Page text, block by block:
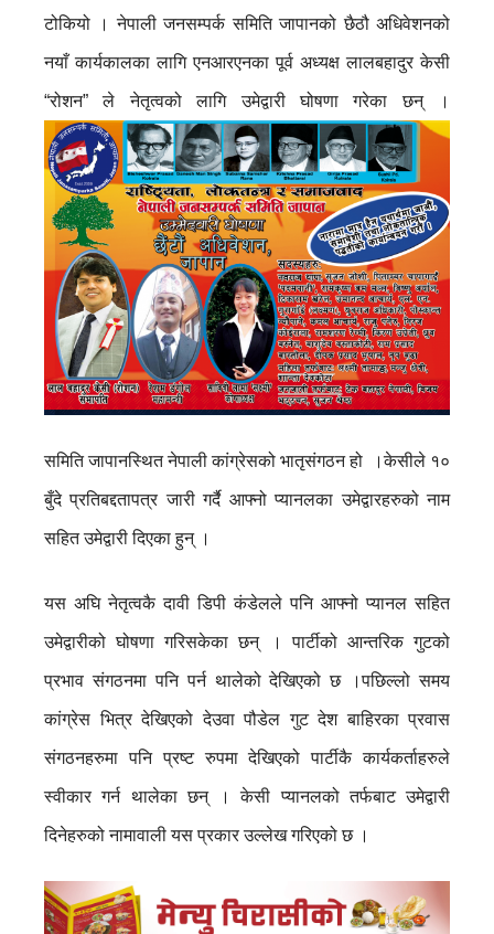
टोकियो । नेपाली जनसम्पर्क समिति जापानको छैठौ अधिवेशनको
नयाँ कार्यकालका लागि एनआरएनका पूर्व अध्यक्ष लालबहादुर केसी
“रोशन” ले नेतृत्वको लागि उमेद्वारी घोषणा गरेका छन् ।
समिति जापानस्थित नेपाली कांग्रेसको भातृसंगठन हो ।केसीले १०
बुँदे प्रतिबद्दतापत्र जारी गर्दै आफ्नो प्यानलका उमेद्वारहरुको नाम
सहित उमेद्वारी दिएका हुन् ।
यस अघि नेतृत्वकै दावी डिपी कंडेलले पनि आफ्नो प्यानल सहित
उमेद्वारीको घोषणा गरिसकेका छन् । पार्टीको आन्तरिक गुटको
प्रभाव संगठनमा पनि पर्न थालेको देखिएको छ ।पछिल्लो समय
कांग्रेस भित्र देखिएको देउवा पौडेल गुट देश बाहिरका प्रवास
संगठनहरुमा पनि प्रष्ट रुपमा देखिएको पार्टीकै कार्यकर्ताहरुले
स्वीकार गर्न थालेका छन् । केसी प्यानलको तर्फबाट उमेद्वारी
दिनेहरुको नामावाली यस प्रकार उल्लेख गरिएको छ ।